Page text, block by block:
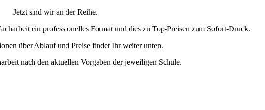
Jetzt sind wir an der Reihe.
ein professionelles Format und dies zu Top-Preisen zum Sofort-Druck.
über Ablauf und Preise findet Ihr weiter unten.
nach den aktuellen Vorgaben der jeweiligen Schule.